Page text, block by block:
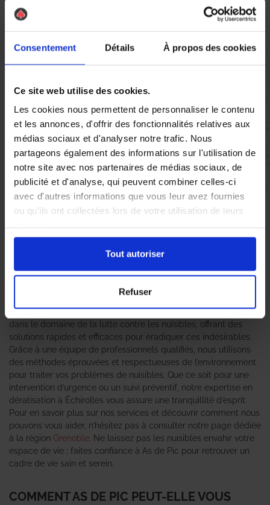
Consentement Détails À propos des cookies
Ce site web utilise des cookies.
Les cookies nous permettent de personnaliser le contenu
et les annonces, d'offrir des fonctionnalités relatives aux
médias sociaux et d'analyser notre trafic. Nous
partageons également des informations sur l'utilisation de
notre site avec nos partenaires de médias sociaux, de
publicité et d'analyse, qui peuvent combiner celles-ci
avec d'autres informations que vous leur avez fournies
ou qu'ils ont collectées lors de votre utilisation de leurs
Tout autoriser
Refuser
Vous réglez votre intervention par carte bancaire ou par
mail.
Etape 5 :
Vous évaluez la prestation
Vous recevez une demande d’évaluation de votre expérience
avec l’équipe AS DE PIC.
Nous avons pensé à tout
souris peut rapidement devenir un véritable cauchemar pour
les habitants. C’est pourquoi faire appel à un
et sécurisé. L’agence As de Pic se positionne comme un leader
dans le domaine de la lutte contre les nuisibles, offrant des
solutions rapides et efficaces pour éradiquer ces indésirables.
Grâce à une équipe de professionnels qualifiés, nous utilisons
des méthodes éprouvées et respectueuses de l’environnement
pour traiter vos problèmes de nuisibles. Que ce soit pour une
intervention d’urgence ou un suivi préventif, notre expertise en
dératisation à Échirolles vous assure une tranquillité d’esprit.
Pour en savoir plus sur nos services et découvrir comment nous
pouvons vous aider, n’hésitez pas à consulter notre page dédiée
à la région Grenoble . Ne laissez pas les nuisibles envahir votre
espace de vie ; faites confiance à As de Pic pour retrouver un
cadre de vie sain et serein.
COMMENT AS DE PIC PEUT-ELLE VOUS